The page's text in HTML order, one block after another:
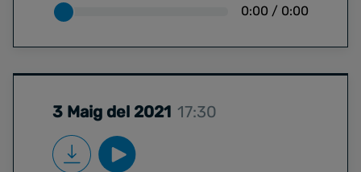
0:00 / 0:00
3 Maig del 2021 17:30